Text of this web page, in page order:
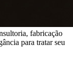
fabricação
para tratar seu